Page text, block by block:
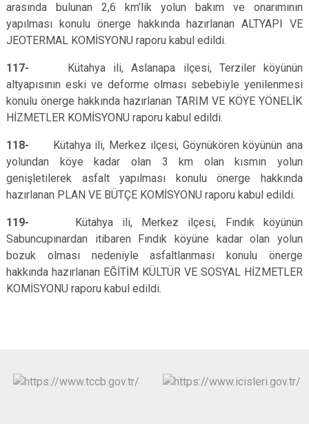
arasında bulunan 2,6 km’lik yolun bakım ve onarımının
yapılması konulu önerge hakkında hazırlanan ALTYAPI VE
JEOTERMAL KOMİSYONU raporu kabul edildi.
117- Kütahya ili, Aslanapa ilçesi, Terziler köyünün
altyapısının eski ve deforme olması sebebiyle yenilenmesi
konulu önerge hakkında hazırlanan TARIM VE KÖYE YÖNELİK
HİZMETLER KOMİSYONU raporu kabul edildi.
118- Kütahya ili, Merkez ilçesi, Göynükören köyünün ana
yolundan köye kadar olan 3 km olan kısmın yolun
genişletilerek asfalt yapılması konulu önerge hakkında
hazırlanan PLAN VE BÜTÇE KOMİSYONU raporu kabul edildi.
119- Kütahya ili, Merkez ilçesi, Fındık köyünün
Sabuncupınardan itibaren Fındık köyüne kadar olan yolun
bozuk olması nedeniyle asfaltlanması konulu önerge
hakkında hazırlanan EĞİTİM KÜLTÜR VE SOSYAL HİZMETLER
KOMİSYONU raporu kabul edildi.